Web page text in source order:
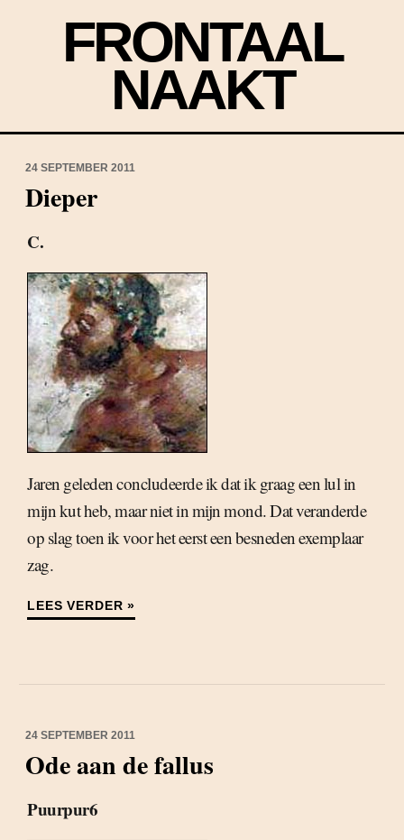
FRONTAAL
NAAKT
24 SEPTEMBER 2011
Dieper
C.
Jaren geleden concludeerde ik dat ik graag een lul in
mijn kut heb, maar niet in mijn mond. Dat veranderde
op slag toen ik voor het eerst een besneden exemplaar
zag.
LEES VERDER »
24 SEPTEMBER 2011
Ode aan de fallus
Puurpur6